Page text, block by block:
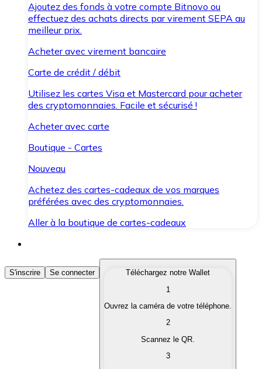
Ajoutez des fonds à votre compte Bitnovo ou
effectuez des achats directs par virement SEPA au
meilleur prix.
Acheter avec virement bancaire
Carte de crédit / débit
Utilisez les cartes Visa et Mastercard pour acheter
des cryptomonnaies. Facile et sécurisé !
Acheter avec carte
Boutique - Cartes
Nouveau
Achetez des cartes-cadeaux de vos marques
préférées avec des cryptomonnaies.
Aller à la boutique de cartes-cadeaux
Acheter des Cryptomonnaies
Achetez les cryptomonnaies qui vous intéressent
Convertissez vos cryptomonnaies en monnaie
S'inscrire Se connecter
Téléchargez notre Wallet
1
Ouvrez la caméra de votre téléphone.
2
Scannez le QR.
3